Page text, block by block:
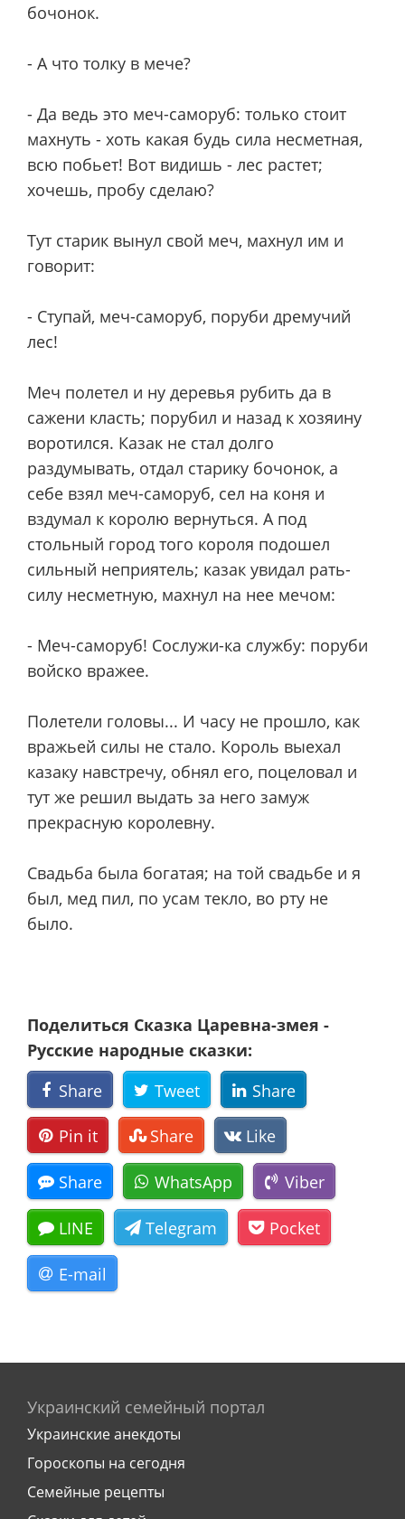
бочонок.
- А что толку в мече?
- Да ведь это меч-саморуб: только стоит
махнуть - хоть какая будь сила несметная,
всю побьет! Вот видишь - лес растет;
хочешь, пробу сделаю?
Тут старик вынул свой меч, махнул им и
говорит:
- Ступай, меч-саморуб, поруби дремучий
лес!
Меч полетел и ну деревья рубить да в
сажени класть; порубил и назад к хозяину
воротился. Казак не стал долго
раздумывать, отдал старику бочонок, а
себе взял меч-саморуб, сел на коня и
вздумал к королю вернуться. А под
стольный город того короля подошел
сильный неприятель; казак увидал рать-
силу несметную, махнул на нее мечом:
- Меч-саморуб! Сослужи-ка службу: поруби
войско вражее.
Полетели головы... И часу не прошло, как
вражьей силы не стало. Король выехал
казаку навстречу, обнял его, поцеловал и
тут же решил выдать за него замуж
прекрасную королевну.
Свадьба была богатая; на той свадьбе и я
был, мед пил, по усам текло, во рту не
было.
Поделиться Сказка Царевна-змея -
Русские народные сказки:
Share
Tweet Share
Pin it Share Like
Share WhatsApp Viber
LINE Telegram Pocket
E-mail
Украинский семейный портал
Украинские анекдоты
Гороскопы на сегодня
Семейные рецепты